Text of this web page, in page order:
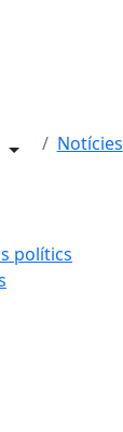
Notícies
polítics